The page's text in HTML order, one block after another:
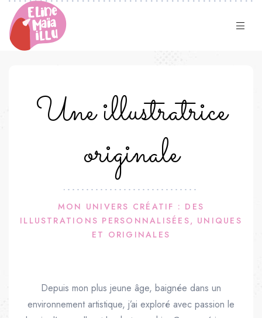
Une illustratrice
originale
MON UNIVERS CRÉATIF : DES
ILLUSTRATIONS PERSONNALISÉES, UNIQUES
ET ORIGINALES
Depuis mon plus jeune âge, baignée dans un
environnement artistique, j’ai exploré avec passion le